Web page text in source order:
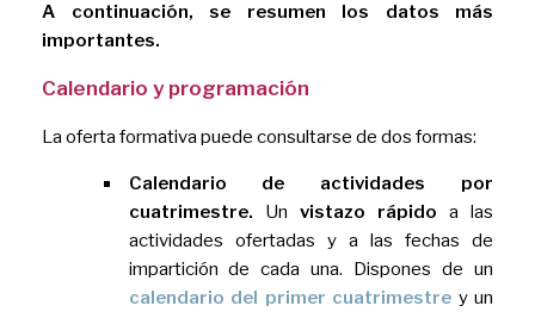
A continuación, se resumen los datos más
importantes.
Calendario y programación
La oferta formativa puede consultarse de dos formas:
Calendario de actividades por
cuatrimestre. Un vistazo rápido a las
actividades ofertadas y a las fechas de
impartición de cada una. Dispones de un
calendario del primer cuatrimestre y un